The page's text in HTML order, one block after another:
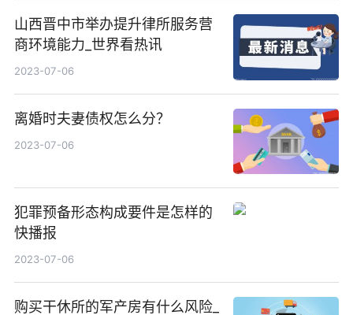
山西晋中市举办提升律所服务营
商环境能力_世界看热讯
2023-07-06
离婚时夫妻债权怎么分？
2023-07-06
犯罪预备形态构成要件是怎样的
快播报
2023-07-06
购买干休所的军产房有什么风险_